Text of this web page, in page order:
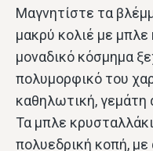
Μαγνητίστε τα
μακρύ κολιέ με
μοναδικό κόσμημα
πολυμορφικό του
καθηλωτική,
Τα μπλε
πολυεδρική κοπή,